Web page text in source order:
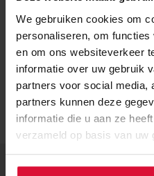
We gebruiken cookies om
personaliseren, om
en om ons websiteverkeer
informatie over uw gebruik
partners voor social media,
partners kunnen deze
informatie die u aan ze
verzameld op basis van uw